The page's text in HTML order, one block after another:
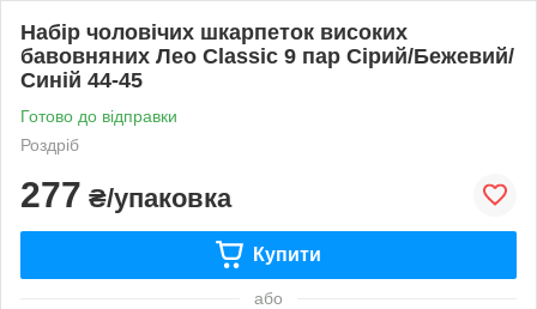
Набір чоловічих шкарпеток високих
бавовняних Лео Classic 9 пар Сірий/Бежевий/
Синій 44-45
Готово до відправки
Роздріб
277 ₴/упаковка
Купити
або